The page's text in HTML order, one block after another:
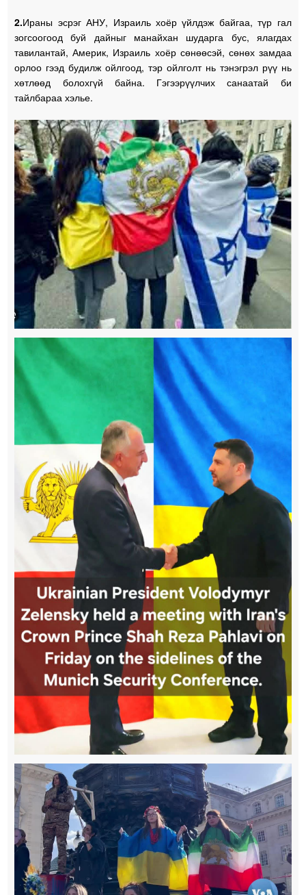
2.Ираны эсрэг АНУ, Израиль хоёр үйлдэж байгаа, түр гал
зогсоогоод буй дайныг манайхан шударга бус, ялагдах
тавилантай, Америк, Израиль хоёр сөнөөсэй, сөнөх замдаа
орлоо гээд будилж ойлгоод, тэр ойлголт нь тэнэгрэл рүү нь
хөтлөөд болохгүй байна. Гэгээрүүлчих санаатай би
тайлбараа хэлье.